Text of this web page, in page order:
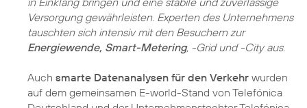
Versorgung gewährleisten. Experten des Unternehmens
tauschten sich intensiv mit den Besuchern zur
Energiewende, Smart-Metering, -Grid und -City aus.
Auch smarte Datenanalysen für den Verkehr wurden
auf dem gemeinsamen E-world-Stand von Telefónica